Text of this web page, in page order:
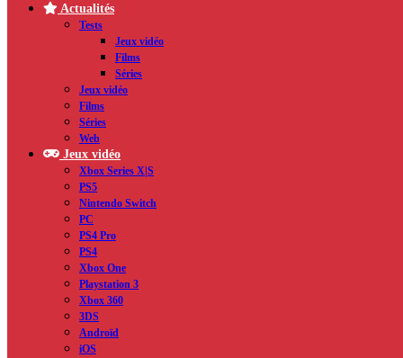
Actualités
Tests
Jeux vidéo
Films
Séries
Jeux vidéo
Films
Séries
Web
Jeux vidéo
Xbox Series X|S
PS5
Nintendo Switch
PC
PS4 Pro
PS4
Xbox One
Playstation 3
Xbox 360
3DS
Androïd
iOS